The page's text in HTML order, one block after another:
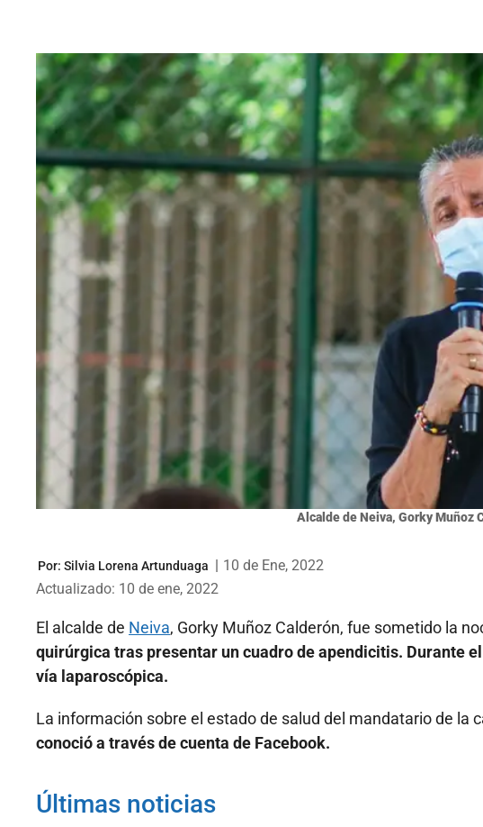
Alcalde de Neiva, Gorky Muñoz
Por: Silvia Lorena Artunduaga | 10 de Ene, 2022
Actualizado: 10 de ene, 2022
El alcalde de Neiva, Gorky Muñoz Calderón, fue sometido la
quirúrgica tras presentar un cuadro de apendicitis. Durante
vía laparoscópica.
La información sobre el estado de salud del mandatario de la
conoció a través de cuenta de Facebook.
Últimas noticias